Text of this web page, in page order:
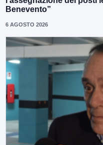
Benevento”
6 AGOSTO 2026